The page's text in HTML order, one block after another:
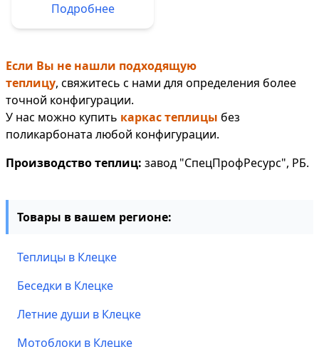
Подробнее
Если Вы не нашли подходящую
теплицу, свяжитесь с нами для определения более
точной конфигурации.
У нас можно купить каркас теплицы без
поликарбоната любой конфигурации.
Производство теплиц: завод "СпецПрофРесурс", РБ.
Товары в вашем регионе:
Теплицы в Клецке
Беседки в Клецке
Летние души в Клецке
Мотоблоки в Клецке